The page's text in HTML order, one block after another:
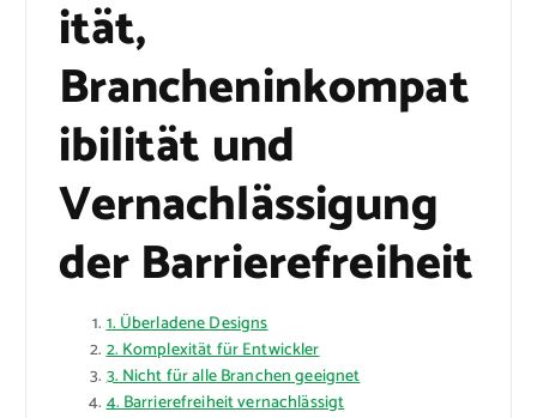
ität,
Brancheninkompat
ibilität und
Vernachlässigung
der Barrierefreiheit
1. Überladene Designs
2. Komplexität für Entwickler
3. Nicht für alle Branchen geeignet
4. Barrierefreiheit vernachlässigt